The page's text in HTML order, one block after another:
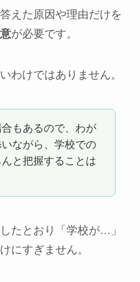
えた原因や理由だけを
が必要です。
わけではありません。
もあるので、わが
ながら、学校での
と把握することは
たとおり「学校が…」
にすぎません。